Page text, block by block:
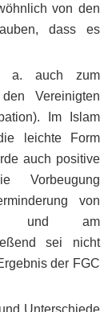
von den
dass es
a. auch zum
Vereinigten
Im Islam
leichte Form
auch positive
Vorbeugung
von
und am
sei nicht
der FGC
Unterschiede